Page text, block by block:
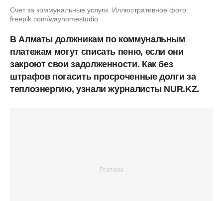
Счет за коммунальные услуги. Иллюстративное фото:
freepik.com/wayhomestudio
В Алматы должникам по коммунальным
платежам могут списать пеню, если они
закроют свои задолженности. Как без
штрафов погасить просроченные долги за
теплоэнергию, узнали журналисты NUR.KZ.